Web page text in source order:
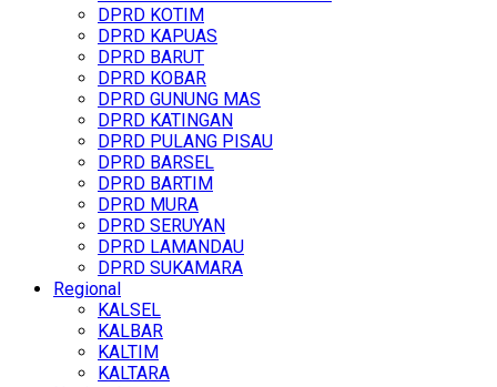
DPRD KOTIM
DPRD KAPUAS
DPRD BARUT
DPRD KOBAR
DPRD GUNUNG MAS
DPRD KATINGAN
DPRD PULANG PISAU
DPRD BARSEL
DPRD BARTIM
DPRD MURA
DPRD SERUYAN
DPRD LAMANDAU
DPRD SUKAMARA
Regional
KALSEL
KALBAR
KALTIM
KALTARA